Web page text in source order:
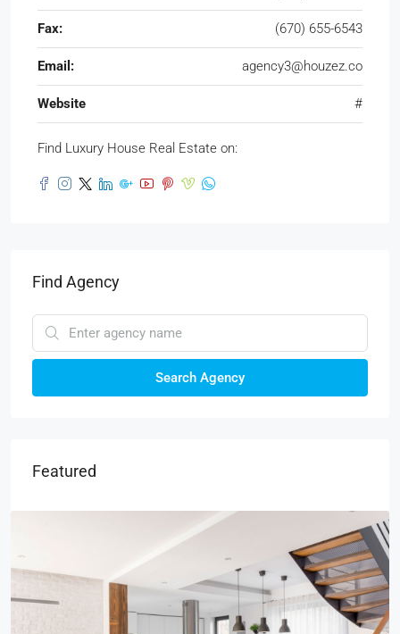
Fax: (670) 655-6543
Email: agency3@houzez.co
Website #
Find Luxury House Real Estate on:
Find Agency
Search Agency
Featured